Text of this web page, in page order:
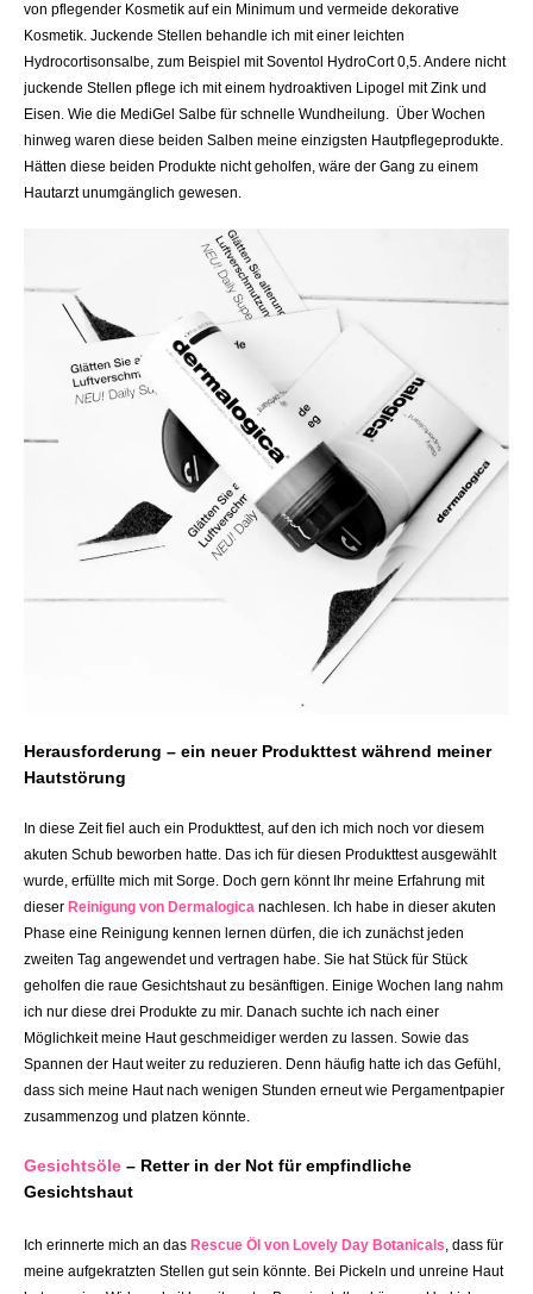
von pflegender Kosmetik auf ein Minimum und vermeide dekorative
Kosmetik. Juckende Stellen behandle ich mit einer leichten
Hydrocortisonsalbe, zum Beispiel mit Soventol HydroCort 0,5. Andere nicht
juckende Stellen pflege ich mit einem hydroaktiven Lipogel mit Zink und
Eisen. Wie die MediGel Salbe für schnelle Wundheilung. Über Wochen
hinweg waren diese beiden Salben meine einzigsten Hautpflegeprodukte.
Hätten diese beiden Produkte nicht geholfen, wäre der Gang zu einem
Hautarzt unumgänglich gewesen.
Herausforderung – ein neuer Produkttest während meiner
Hautstörung
In diese Zeit fiel auch ein Produkttest, auf den ich mich noch vor diesem
akuten Schub beworben hatte. Das ich für diesen Produkttest ausgewählt
wurde, erfüllte mich mit Sorge. Doch gern könnt Ihr meine Erfahrung mit
dieser Reinigung von Dermalogica nachlesen. Ich habe in dieser akuten
Phase eine Reinigung kennen lernen dürfen, die ich zunächst jeden
zweiten Tag angewendet und vertragen habe. Sie hat Stück für Stück
geholfen die raue Gesichtshaut zu besänftigen. Einige Wochen lang nahm
ich nur diese drei Produkte zu mir. Danach suchte ich nach einer
Möglichkeit meine Haut geschmeidiger werden zu lassen. Sowie das
Spannen der Haut weiter zu reduzieren. Denn häufig hatte ich das Gefühl,
dass sich meine Haut nach wenigen Stunden erneut wie Pergamentpapier
zusammenzog und platzen könnte.
Gesichtsöle – Retter in der Not für empfindliche
Gesichtshaut
Ich erinnerte mich an das Rescue Öl von Lovely Day Botanicals, dass für
meine aufgekratzten Stellen gut sein könnte. Bei Pickeln und unreine Haut